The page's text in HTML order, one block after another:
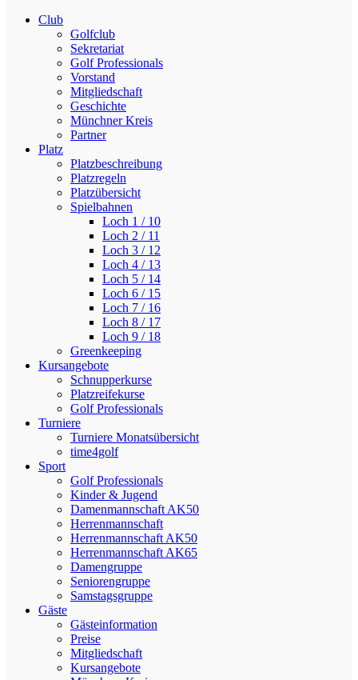
Club
Golfclub
Sekretariat
Golf Professionals
Vorstand
Mitgliedschaft
Geschichte
Münchner Kreis
Partner
Platz
Platzbeschreibung
Platzregeln
Platzübersicht
Spielbahnen
Loch 1 / 10
Loch 2 / 11
Loch 3 / 12
Loch 4 / 13
Loch 5 / 14
Loch 6 / 15
Loch 7 / 16
Loch 8 / 17
Loch 9 / 18
Greenkeeping
Kursangebote
Schnupperkurse
Platzreifekurse
Golf Professionals
Turniere
Turniere Monatsübersicht
time4golf
Sport
Golf Professionals
Kinder & Jugend
Damenmannschaft AK50
Herrenmannschaft
Herrenmannschaft AK50
Herrenmannschaft AK65
Damengruppe
Seniorengruppe
Samstagsgruppe
Gäste
Gästeinformation
Preise
Mitgliedschaft
Kursangebote